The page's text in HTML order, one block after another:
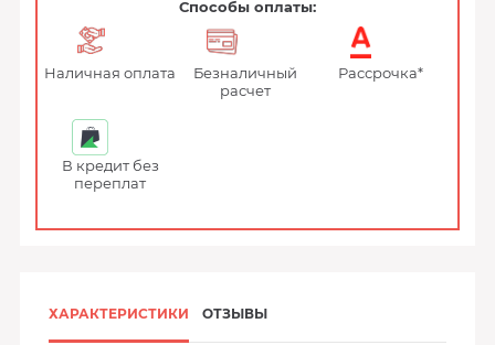
Способы оплаты:
Наличная оплата
Безналичный
расчет
Рассрочка*
В кредит без
переплат
ХАРАКТЕРИСТИКИ ОТЗЫВЫ